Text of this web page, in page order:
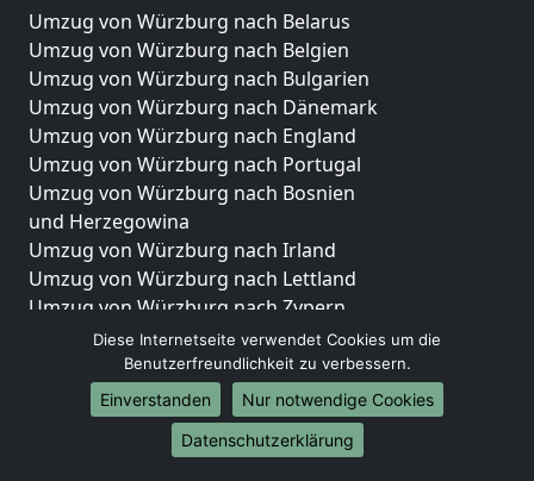
Umzug von Würzburg nach Belarus
Umzug von Würzburg nach Belgien
Umzug von Würzburg nach Bulgarien
Umzug von Würzburg nach Dänemark
Umzug von Würzburg nach England
Umzug von Würzburg nach Portugal
Umzug von Würzburg nach Bosnien
und Herzegowina
Umzug von Würzburg nach Irland
Umzug von Würzburg nach Lettland
Umzug von Würzburg nach Zypern
Umzug von Würzburg nach Kroatien
Umzug von Würzburg nach Estland
Umzug von Würzburg nach Finnland
Umzug von Würzburg nach Frankreich
Umzug von Würzburg nach Griechenland
Diese Internetseite verwendet Cookies um die
Benutzerfreundlichkeit zu verbessern.
Einverstanden
Nur notwendige Cookies
Datenschutzerklärung